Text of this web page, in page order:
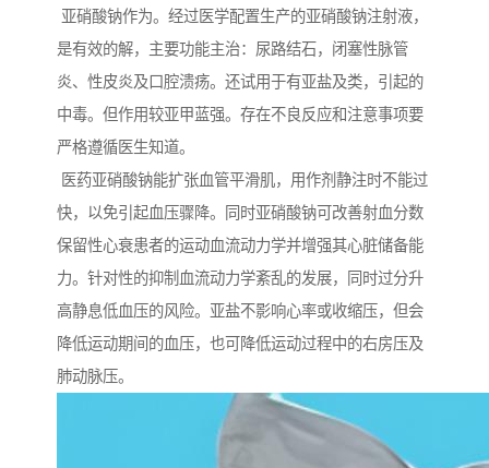
亚硝酸钠作为。经过医学配置生产的亚硝酸钠注射液，
是有效的解，主要功能主治：尿路结石，闭塞性脉管
炎、性皮炎及口腔溃疡。还试用于有亚盐及类，引起的
中毒。但作用较亚甲蓝强。存在不良反应和注意事项要
严格遵循医生知道。
医药亚硝酸钠能扩张血管平滑肌，用作剂静注时不能过
快，以免引起血压骤降。同时亚硝酸钠可改善射血分数
保留性心衰患者的运动血流动力学并增强其心脏储备能
力。针对性的抑制血流动力学紊乱的发展，同时过分升
高静息低血压的风险。亚盐不影响心率或收缩压，但会
降低运动期间的血压，也可降低运动过程中的右房压及
肺动脉压。